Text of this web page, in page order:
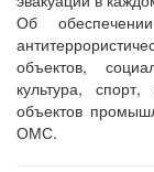
Об
объектов,
культура,
объектов
ОМС.